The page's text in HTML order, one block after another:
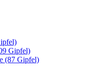
Gipfel)
(87 Gipfel)